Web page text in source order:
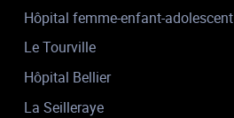
Hôpital femme-enfant-adolescent
Le Tourville
Hôpital Bellier
La Seilleraye